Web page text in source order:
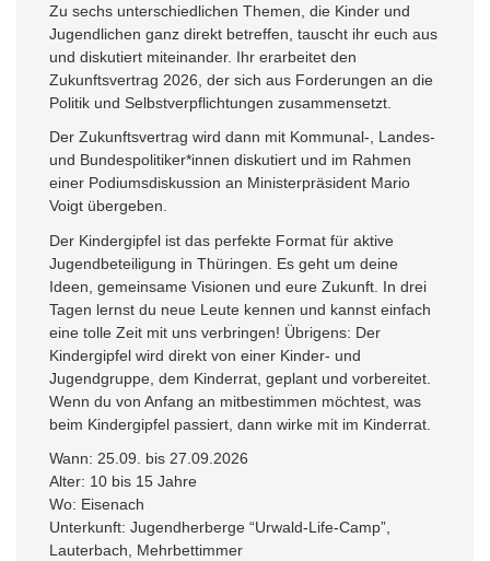
Zu sechs unterschiedlichen Themen, die Kinder und
Jugendlichen ganz direkt betreffen, tauscht ihr euch aus
und diskutiert miteinander. Ihr erarbeitet den
Zukunftsvertrag 2026, der sich aus Forderungen an die
Politik und Selbstverpflichtungen zusammensetzt.
Der Zukunftsvertrag wird dann mit Kommunal-, Landes-
und Bundespolitiker*innen diskutiert und im Rahmen
einer Podiumsdiskussion an Ministerpräsident Mario
Voigt übergeben.
Der Kindergipfel ist das perfekte Format für aktive
Jugendbeteiligung in Thüringen. Es geht um deine
Ideen, gemeinsame Visionen und eure Zukunft. In drei
Tagen lernst du neue Leute kennen und kannst einfach
eine tolle Zeit mit uns verbringen! Übrigens: Der
Kindergipfel wird direkt von einer Kinder- und
Jugendgruppe, dem Kinderrat, geplant und vorbereitet.
Wenn du von Anfang an mitbestimmen möchtest, was
beim Kindergipfel passiert, dann wirke mit im Kinderrat.
Wann: 25.09. bis 27.09.2026
Alter: 10 bis 15 Jahre
Wo: Eisenach
Unterkunft: Jugendherberge “Urwald-Life-Camp”,
Lauterbach, Mehrbettimmer